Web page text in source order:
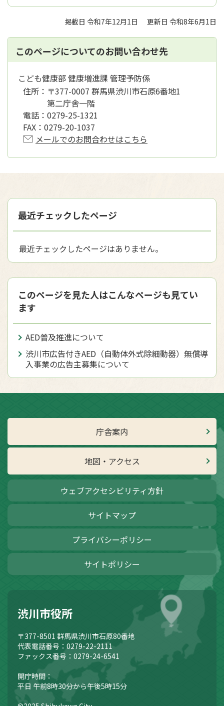
掲載日 令和7年12月1日 更新日 令和8年6月1日
このページについてのお問い合わせ先
こども健康部 健康増進課 管理予防係
住所： 〒377-0007 群馬県渋川市石原6番地1
第二庁舎一階
電話： 0279-25-1321
FAX： 0279-20-1037
メールでのお問合わせはこちら
最近チェックしたページ
最近チェックしたページはありません。
このページを見た人はこんなページも見てい
ます
AED普及推進について
渋川市広告付きAED（自動体外式除細動器）無償導
入事業の広告主募集について
庁舎案内
地図・アクセス
ウェブアクセシビリティ方針
サイトマップ
プライバシーポリシー
サイトポリシー
渋川市役所
〒377-8501 群馬県渋川市石原80番地
代表電話番号：0279-22-2111
ファックス番号：0279-24-6541
開庁時間：
平日 午前8時30分から午後5時15分